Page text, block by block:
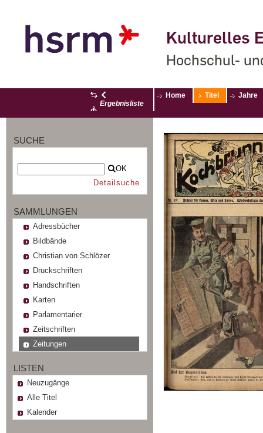
Kulturelles
Hochschul-
Ergebnisliste
Home Titel Jahre
SUCHE
OK
Detailsuche
SAMMLUNGEN
Adressbücher
Bildbände
Christian von Schlözer
Druckschriften
Handschriften
Karten
Parlamentarier
Zeitschriften
Zeitungen
LISTEN
Neuzugänge
Alle Titel
Kalender